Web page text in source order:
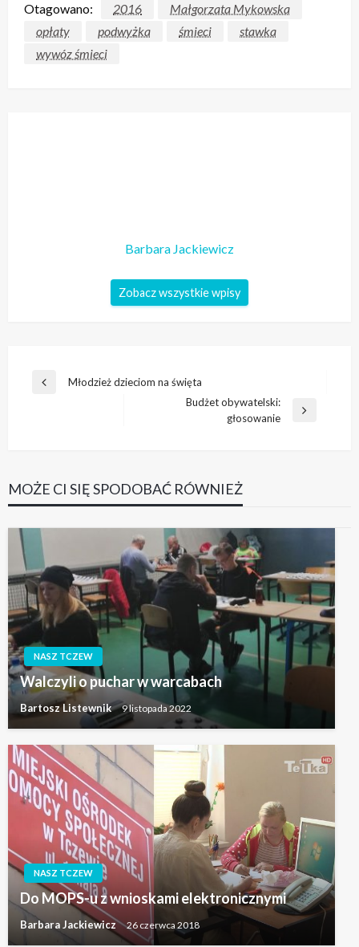
Otagowano: 2016
Małgorzata Mykowska
opłaty
podwyżka śmieci
stawka
wywóz śmieci
Barbara Jackiewicz
Zobacz wszystkie wpisy
Nawigacja
Poprzedni
Młodzież dzieciom na święta
Budżet obywatelski:
głosowanie
MOŻE CI SIĘ SPODOBAĆ RÓWNIEŻ
NASZ TCZEW
Walczyli o puchar w warcabach
Bartosz Listewnik 9 listopada 2022
NASZ TCZEW
Do MOPS-u z wnioskami elektronicznymi
Barbara Jackiewicz 26 czerwca 2018